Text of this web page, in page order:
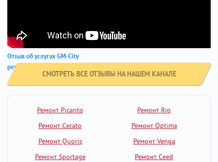
Отзыв об услугах GM-City
ремонт тормозов Hyundai i30
СМОТРЕТЬ ВСЕ ОТЗЫВЫ НА НАШЕМ КАНАЛЕ
Ремонт Picanto
Ремонт Rio
Ремонт Cerato
Ремонт Optima
Ремонт Quoris
Ремонт Venga
Ремонт Sportage
Ремонт Ceed